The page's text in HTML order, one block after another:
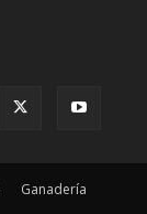
Ganadería